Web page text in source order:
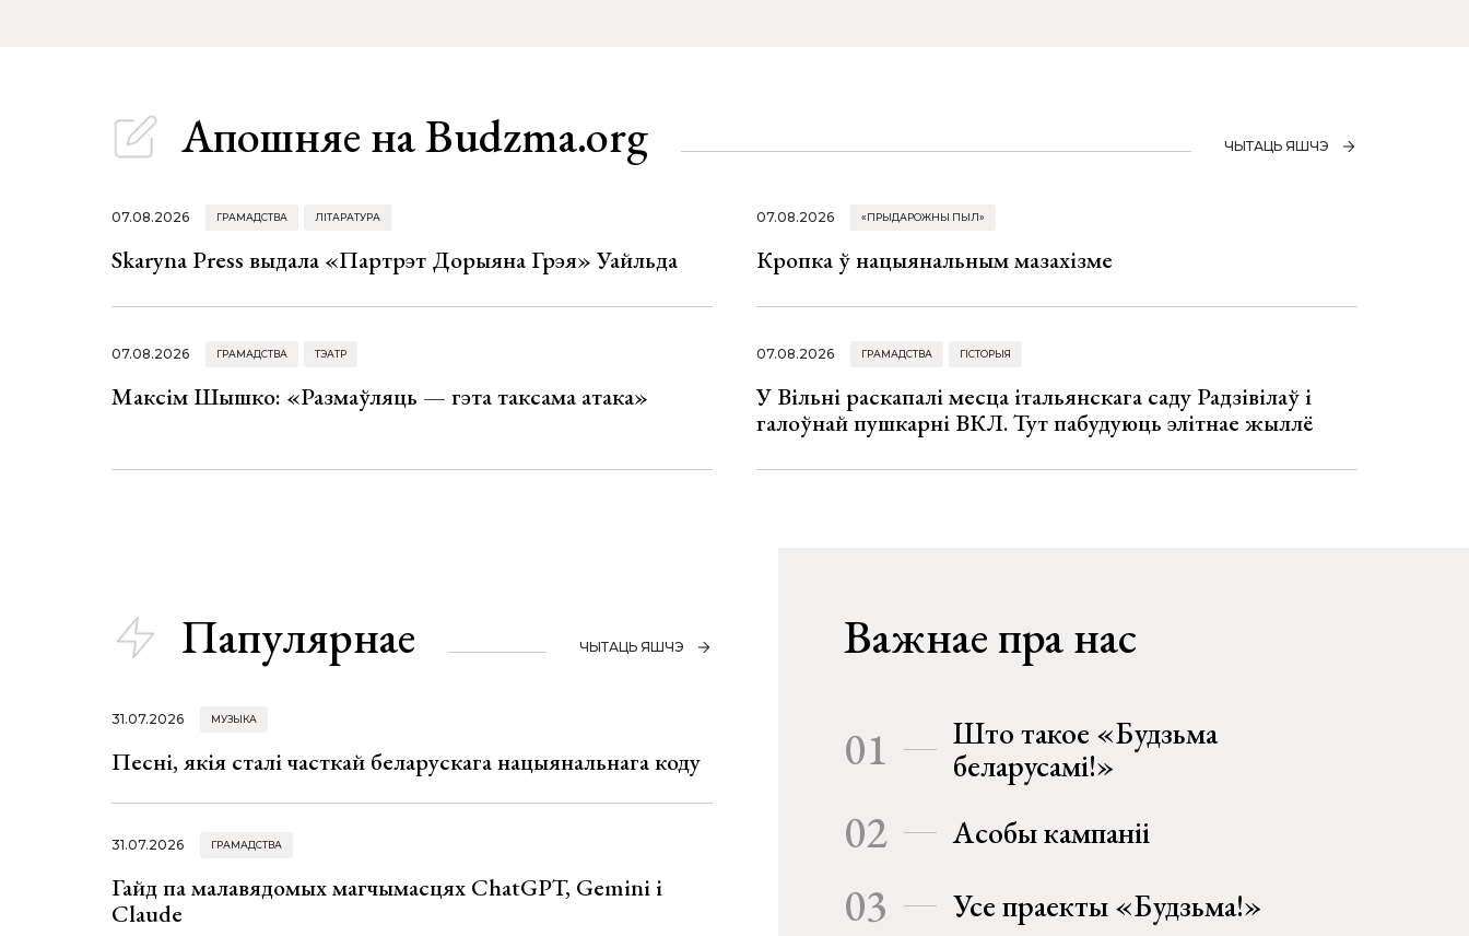
Апошняе на Budzma.org ЧЫТАЦЬ ЯШЧЭ
07.08.2026 ГРАМАДСТВА ЛІТАРАТУРА
Skaryna Press выдала «Партрэт Дорыяна Грэя» Уайльда
07.08.2026 «ПРЫДАРОЖНЫ ПЫЛ»
Кропка ў нацыянальным мазахізме
07.08.2026 ГРАМАДСТВА ТЭАТР
Максім Шышко: «Размаўляць — гэта таксама атака»
07.08.2026 ГРАМАДСТВА ГІСТОРЫЯ
У Вільні раскапалі месца італьянскага саду Радзівілаў і
галоўнай пушкарні ВКЛ. Тут пабудуюць элітнае жыллё
Папулярнае ЧЫТАЦЬ ЯШЧЭ
31.07.2026 МУЗЫКА
Песні, якія сталі часткай беларускага нацыянальнага коду
31.07.2026 ГРАМАДСТВА
Гайд па малавядомых магчымасцях ChatGPT, Gemini і
Claude
Важнае пра нас
01
Што такое «Будзьма
беларусамі!»
02 Асобы кампаніі
03 Усе праекты «Будзьма!»